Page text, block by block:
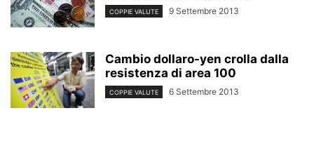
COPPIE VALUTE 9 Settembre 2013
Cambio dollaro-yen crolla dalla
resistenza di area 100
COPPIE VALUTE 6 Settembre 2013